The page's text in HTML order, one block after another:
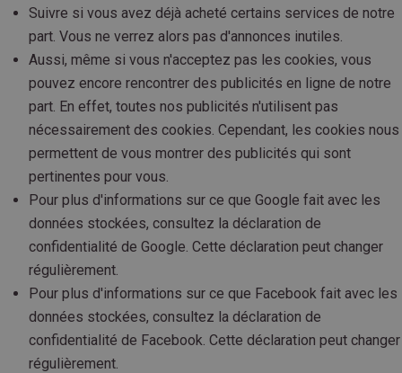
Suivre si vous avez déjà acheté certains services de notre
part. Vous ne verrez alors pas d'annonces inutiles.
Aussi, même si vous n'acceptez pas les cookies, vous
pouvez encore rencontrer des publicités en ligne de notre
part. En effet, toutes nos publicités n'utilisent pas
nécessairement des cookies. Cependant, les cookies nous
permettent de vous montrer des publicités qui sont
pertinentes pour vous.
Pour plus d'informations sur ce que Google fait avec les
données stockées, consultez la déclaration de
confidentialité de Google. Cette déclaration peut changer
régulièrement.
Pour plus d'informations sur ce que Facebook fait avec les
données stockées, consultez la déclaration de
confidentialité de Facebook. Cette déclaration peut changer
régulièrement.